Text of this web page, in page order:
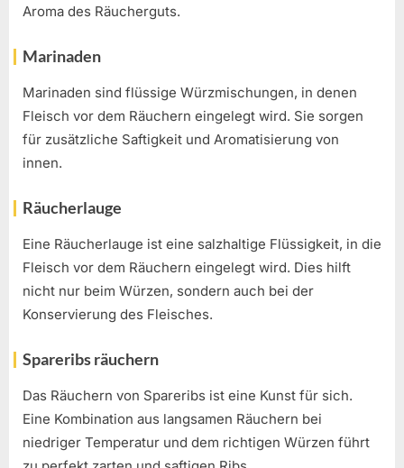
Aroma des Räucherguts.
Marinaden
Marinaden sind flüssige Würzmischungen, in denen
Fleisch vor dem Räuchern eingelegt wird. Sie sorgen
für zusätzliche Saftigkeit und Aromatisierung von
innen.
Räucherlauge
Eine Räucherlauge ist eine salzhaltige Flüssigkeit, in die
Fleisch vor dem Räuchern eingelegt wird. Dies hilft
nicht nur beim Würzen, sondern auch bei der
Konservierung des Fleisches.
Spareribs räuchern
Das Räuchern von Spareribs ist eine Kunst für sich.
Eine Kombination aus langsamen Räuchern bei
niedriger Temperatur und dem richtigen Würzen führt